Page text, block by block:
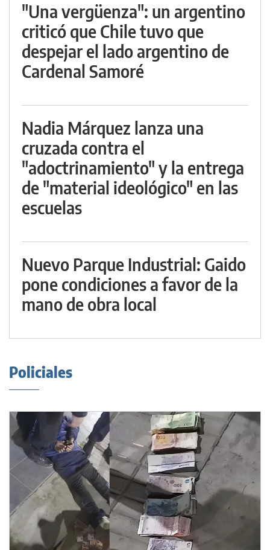
"Una vergüenza": un argentino
criticó que Chile tuvo que
despejar el lado argentino de
Cardenal Samoré
Nadia Márquez lanza una
cruzada contra el
"adoctrinamiento" y la entrega
de "material ideológico" en las
escuelas
Nuevo Parque Industrial: Gaido
pone condiciones a favor de la
mano de obra local
Policiales